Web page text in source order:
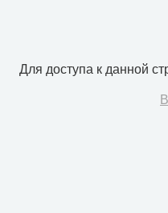
Для доступа к данной